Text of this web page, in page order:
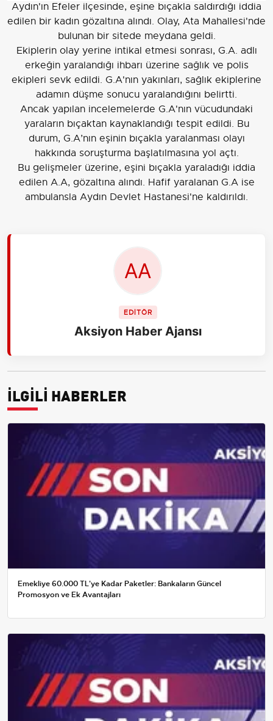
Aydın'ın Efeler ilçesinde, eşine bıçakla saldırdığı iddia
edilen bir kadın gözaltına alındı. Olay, Ata Mahallesi'nde
bulunan bir sitede meydana geldi.
Ekiplerin olay yerine intikal etmesi sonrası, G.A. adlı
erkeğin yaralandığı ihbarı üzerine sağlık ve polis
ekipleri sevk edildi. G.A'nın yakınları, sağlık ekiplerine
adamın düşme sonucu yaralandığını belirtti.
Ancak yapılan incelemelerde G.A'nın vücudundaki
yaraların bıçaktan kaynaklandığı tespit edildi. Bu
durum, G.A’nın eşinin bıçakla yaralanması olayı
hakkında soruşturma başlatılmasına yol açtı.
Bu gelişmeler üzerine, eşini bıçakla yaraladığı iddia
edilen A.A, gözaltına alındı. Hafif yaralanan G.A ise
ambulansla Aydın Devlet Hastanesi'ne kaldırıldı.
EDİTÖR
Aksiyon Haber Ajansı
İLGİLİ HABERLER
Emekliye 60.000 TL'ye Kadar Paketler: Bankaların Güncel
Promosyon ve Ek Avantajları